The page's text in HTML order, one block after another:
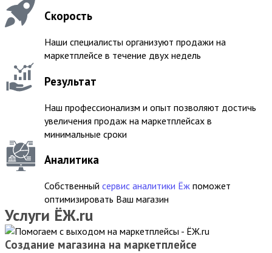
Скорость
Наши специалисты организуют продажи на
маркетплейсе в течение двух недель
Результат
Наш профессионализм и опыт позволяют достичь
увеличения продаж на маркетплейсах в
минимальные сроки
Аналитика
Собственный сервис аналитики Ёж поможет
оптимизировать Ваш магазин
Услуги ЁЖ.ru
Создание магазина на маркетплейсе